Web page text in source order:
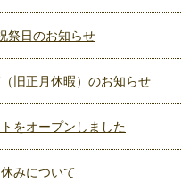
祭日のお知らせ
旧正月休暇）のお知らせ
をオープンしました
みについて